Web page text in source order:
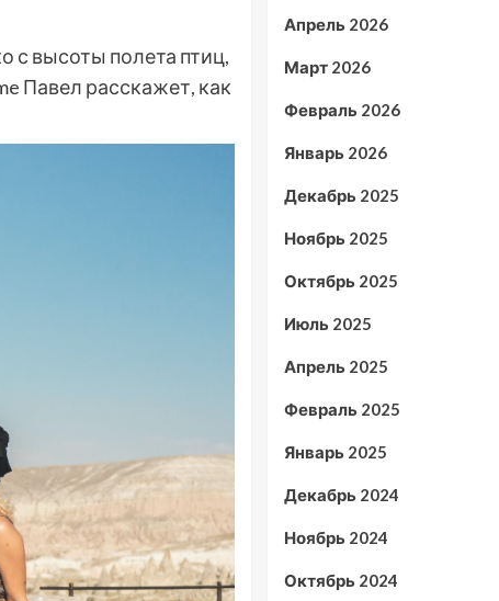
с высоты полета птиц,
Павел расскажет, как
Апрель 2026
Март 2026
Февраль 2026
Январь 2026
Декабрь 2025
Ноябрь 2025
Октябрь 2025
Июль 2025
Апрель 2025
Февраль 2025
Январь 2025
Декабрь 2024
Ноябрь 2024
Октябрь 2024